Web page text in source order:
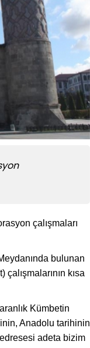
çalışmaları
bulunan
kısa
Kümbetin
Anadolu tarihinin
adeta bizim